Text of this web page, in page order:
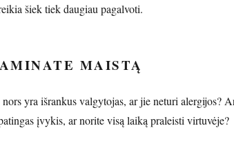
šiek tiek daugiau pagalvoti.
MAISTĄ
yra išrankus valgytojas, ar jie neturi alergijos?
įvykis, ar norite visą laiką praleisti virtuvėje?